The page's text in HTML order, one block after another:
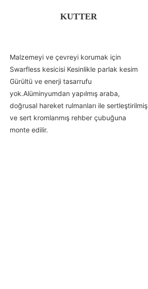
KUTTER
Malzemeyi ve çevreyi korumak için
Swarfless kesicisi Kesinlikle parlak kesim
Gürültü ve enerji tasarrufu
yok.Alüminyumdan yapılmış araba,
doğrusal hareket rulmanları ile sertleştirilmiş
ve sert kromlanmış rehber çubuğuna
monte edilir.